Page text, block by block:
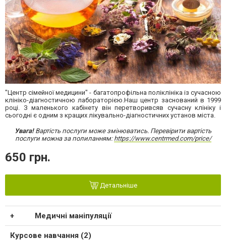
"Центр сімейної медицини" - багатопрофільна поліклініка із сучасною
клініко-діагностичною лабораторією.Наш центр заснований в 1999
році. З маленького кабінету він перетворивсяв сучасну клініку і
сьогодні є одним з кращих лікувально-діагностичних установ міста.
Увага! Вартість послуги може змінюватись. Перевірити вартість
послуги можна за полиланням: https://www.centrmed.com/price/
650 грн.
Детальніше
Медичні маніпуляції
Курсове навчання (2)